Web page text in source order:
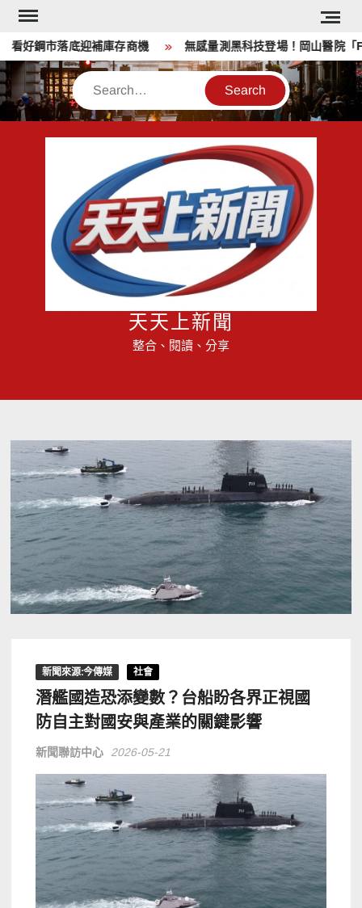
Skip
content
鋼市落底迎補庫存商機 無感量測黑科技登場！岡山醫院「
Search
天天上新聞
整合、閱讀、分享
新聞來源:今傳媒 社會
潛艦國造恐添變數？台船盼各界正視國
防自主對國安與產業的關鍵影響
新聞聯訪中心 2026-05-21